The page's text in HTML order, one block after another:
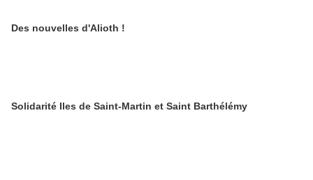
Des nouvelles d'Alioth !
Solidarité Iles de Saint-Martin et Saint Barthélémy